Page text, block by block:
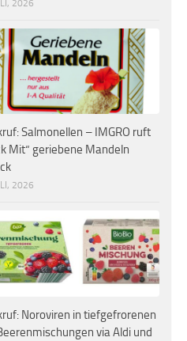
2026
Salmonellen – IMGRO ruft
Mit“ geriebene Mandeln
2026
Noroviren in tiefgefrorenen
via Aldi und